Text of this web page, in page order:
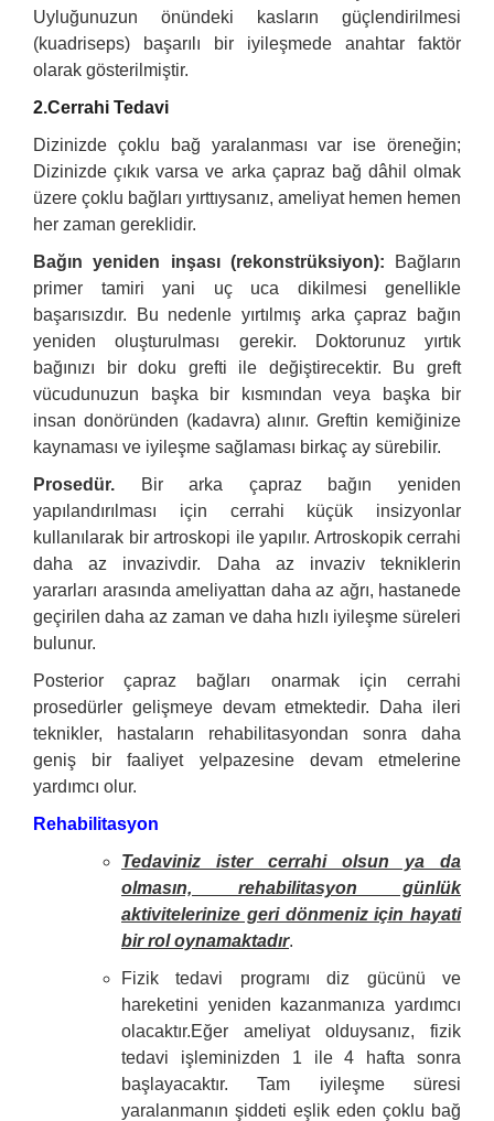
Uyluğunuzun önündeki kasların güçlendirilmesi
(kuadriseps) başarılı bir iyileşmede anahtar faktör
olarak gösterilmiştir.
2.Cerrahi Tedavi
Dizinizde çoklu bağ yaralanması var ise öreneğin;
Dizinizde çıkık varsa ve arka çapraz bağ dâhil olmak
üzere çoklu bağları yırttıysanız, ameliyat hemen hemen
her zaman gereklidir.
Bağın yeniden inşası (rekonstrüksiyon): Bağların
primer tamiri yani uç uca dikilmesi genellikle
başarısızdır. Bu nedenle yırtılmış arka çapraz bağın
yeniden oluşturulması gerekir. Doktorunuz yırtık
bağınızı bir doku grefti ile değiştirecektir. Bu greft
vücudunuzun başka bir kısmından veya başka bir
insan donöründen (kadavra) alınır. Greftin kemiğinize
kaynaması ve iyileşme sağlaması birkaç ay sürebilir.
Prosedür. Bir arka çapraz bağın yeniden
yapılandırılması için cerrahi küçük insizyonlar
kullanılarak bir artroskopi ile yapılır. Artroskopik cerrahi
daha az invazivdir. Daha az invaziv tekniklerin
yararları arasında ameliyattan daha az ağrı, hastanede
geçirilen daha az zaman ve daha hızlı iyileşme süreleri
bulunur.
Posterior çapraz bağları onarmak için cerrahi
prosedürler gelişmeye devam etmektedir. Daha ileri
teknikler, hastaların rehabilitasyondan sonra daha
geniş bir faaliyet yelpazesine devam etmelerine
yardımcı olur.
Rehabilitasyon
Tedaviniz ister cerrahi olsun ya da
olmasın, rehabilitasyon günlük
aktivitelerinize geri dönmeniz için hayati
bir rol oynamaktadır.
Fizik tedavi programı diz gücünü ve
hareketini yeniden kazanmanıza yardımcı
olacaktır.Eğer ameliyat olduysanız, fizik
tedavi işleminizden 1 ile 4 hafta sonra
başlayacaktır. Tam iyileşme süresi
yaralanmanın şiddeti eşlik eden çoklu bağ